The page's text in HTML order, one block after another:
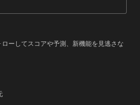
ーしてスコアや予測、新機能を見逃さな